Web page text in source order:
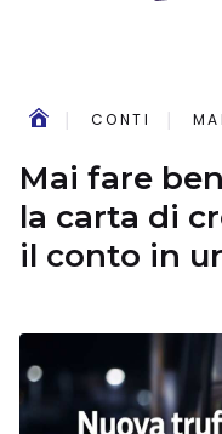
CONTI
Mai fare
la carta di
il conto in